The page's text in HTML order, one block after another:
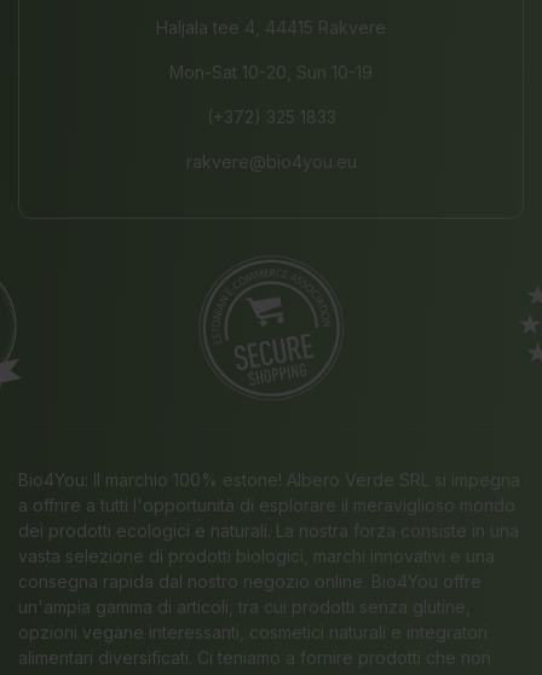
Haljala tee 4, 44415 Rakvere
Mon-Sat 10-20, Sun 10-19
(+372) 325 1833
rakvere@bio4you.eu
Bio4You: Il marchio 100% estone! Albero Verde SRL si impegna
a offrire a tutti l'opportunità di esplorare il meraviglioso mondo
dei prodotti ecologici e naturali. La nostra forza consiste in una
vasta selezione di prodotti biologici, marchi innovativi e una
consegna rapida dal nostro negozio online. Bio4You offre
un'ampia gamma di articoli, tra cui prodotti senza glutine,
opzioni vegane interessanti, cosmetici naturali e integratori
alimentari diversificati. Ci teniamo a fornire prodotti che non